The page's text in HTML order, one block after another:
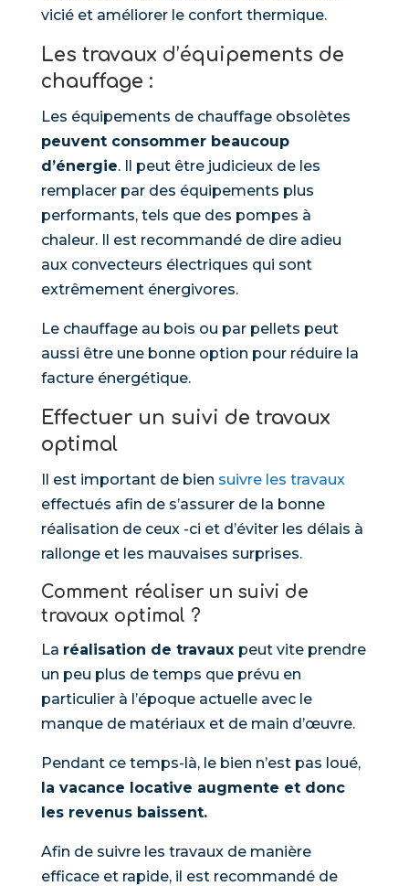
vicié et améliorer le confort thermique.
Les travaux d’équipements de
chauffage :
Les équipements de chauffage obsolètes
peuvent consommer beaucoup
d’énergie. Il peut être judicieux de les
remplacer par des équipements plus
performants, tels que des pompes à
chaleur. Il est recommandé de dire adieu
aux convecteurs électriques qui sont
extrêmement énergivores.
Le chauffage au bois ou par pellets peut
aussi être une bonne option pour réduire la
facture énergétique.
Effectuer un suivi de travaux
optimal
Il est important de bien suivre les travaux
effectués afin de s’assurer de la bonne
réalisation de ceux -ci et d’éviter les délais à
rallonge et les mauvaises surprises.
Comment réaliser un suivi de
travaux optimal ?
La réalisation de travaux peut vite prendre
un peu plus de temps que prévu en
particulier à l’époque actuelle avec le
manque de matériaux et de main d’œuvre.
Pendant ce temps-là, le bien n’est pas loué,
la vacance locative augmente et donc
les revenus baissent.
Afin de suivre les travaux de manière
efficace et rapide, il est recommandé de